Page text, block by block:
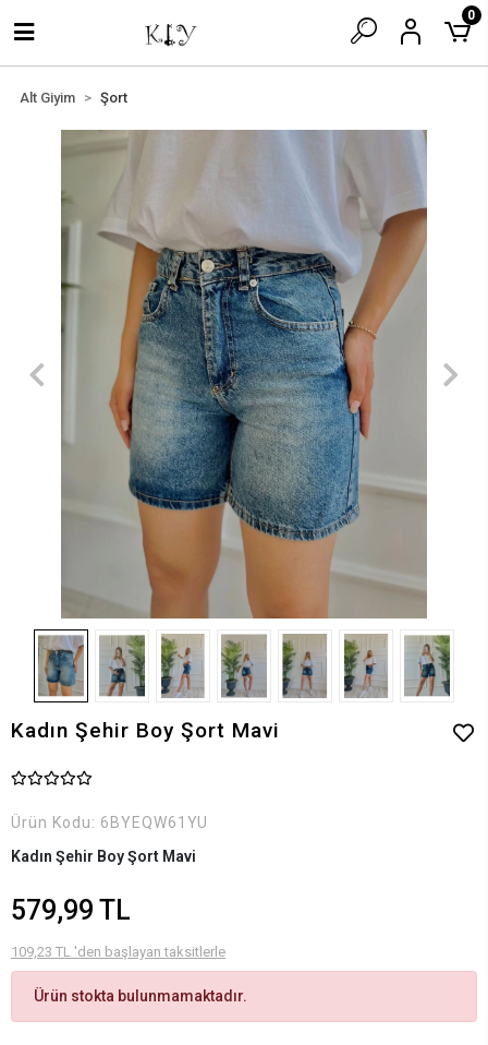
0
Alt Giyim Şort
Kadın Şehir Boy Şort Mavi
Ürün Kodu: 6BYEQW61YU
Kadın Şehir Boy Şort Mavi
579,99 TL
109,23 TL 'den başlayan taksitlerle
Ürün stokta bulunmamaktadır.